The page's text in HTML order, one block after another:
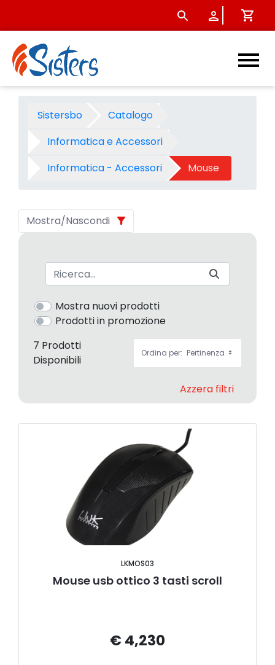
Mouse - Categoria -
Sistersbo
Catalogo
Informatica e Accessori
Informatica - Accessori
Mouse
Mostra/Nascondi
Barra di ricerca
Mostra nuovi prodotti
Prodotti in promozione
7 Prodotti
Disponibili
Ordina per: Pertinenza
Azzera filtri
LKMOS03
Mouse usb ottico 3 tasti scroll
€ 4,230